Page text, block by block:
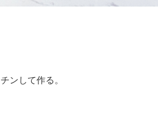
ンして作る。